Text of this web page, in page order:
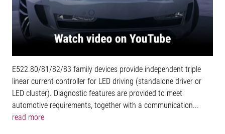
E522.80/81/82/83 family devices provide independent triple
linear current controller for LED driving (standalone driver or
LED cluster). Diagnostic features are provided to meet
automotive requirements, together with a communication...
read more